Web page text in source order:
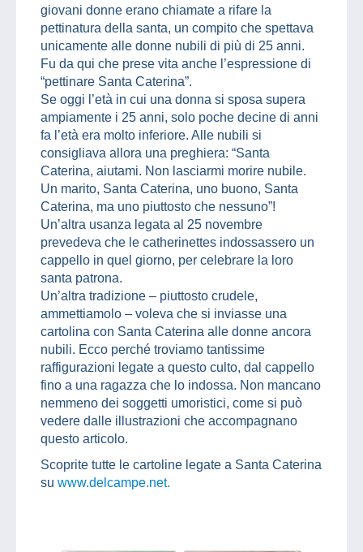
giovani donne erano chiamate a rifare la
pettinatura della santa, un compito che spettava
unicamente alle donne nubili di più di 25 anni.
Fu da qui che prese vita anche l’espressione di
“pettinare Santa Caterina”.
Se oggi l’età in cui una donna si sposa supera
ampiamente i 25 anni, solo poche decine di anni
fa l’età era molto inferiore. Alle nubili si
consigliava allora una preghiera: “Santa
Caterina, aiutami. Non lasciarmi morire nubile.
Un marito, Santa Caterina, uno buono, Santa
Caterina, ma uno piuttosto che nessuno”!
Un’altra usanza legata al 25 novembre
prevedeva che le catherinettes indossassero un
cappello in quel giorno, per celebrare la loro
santa patrona.
Un’altra tradizione – piuttosto crudele,
ammettiamolo – voleva che si inviasse una
cartolina con Santa Caterina alle donne ancora
nubili. Ecco perché troviamo tantissime
raffigurazioni legate a questo culto, dal cappello
fino a una ragazza che lo indossa. Non mancano
nemmeno dei soggetti umoristici, come si può
vedere dalle illustrazioni che accompagnano
questo articolo.
Scoprite tutte le cartoline legate a Santa Caterina
su www.delcampe.net.